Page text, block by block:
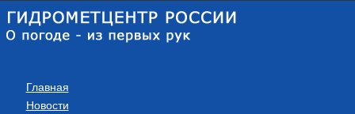
Главная
Новости